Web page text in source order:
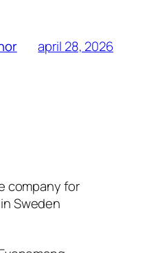
april 28, 2026
company for
Sweden